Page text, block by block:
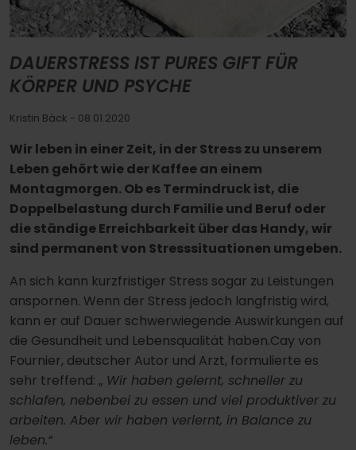
DAUERSTRESS IST PURES GIFT FÜR
KÖRPER UND PSYCHE
Kristin Bäck - 08.01.2020
Wir leben in einer Zeit, in der Stress zu unserem
Leben gehört wie der Kaffee an einem
Montagmorgen. Ob es Termindruck ist, die
Doppelbelastung durch Familie und Beruf oder
die ständige Erreichbarkeit über das Handy, wir
sind permanent von Stresssituationen umgeben.
An sich kann kurzfristiger Stress sogar zu Leistungen
anspornen. Wenn der Stress jedoch langfristig wird,
kann er auf Dauer schwerwiegende Auswirkungen auf
die Gesundheit und Lebensqualität haben.Cay von
Fournier, deutscher Autor und Arzt, formulierte es
sehr treffend: „ Wir haben gelernt, schneller zu
schlafen, nebenbei zu essen und viel produktiver zu
arbeiten. Aber wir haben verlernt, in Balance zu
leben.“